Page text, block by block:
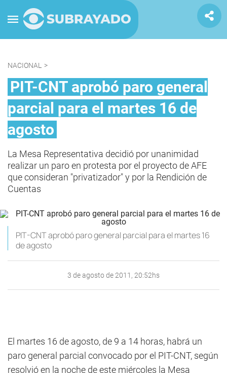
NACIONAL >
PIT-CNT aprobó paro general
parcial para el martes 16 de
agosto
La Mesa Representativa decidió por unanimidad
realizar un paro en protesta por el proyecto de AFE
que consideran "privatizador" y por la Rendición de
Cuentas
PIT-CNT aprobó paro general parcial para el martes 16
de agosto
3 de agosto de 2011, 20:52hs
El martes 16 de agosto, de 9 a 14 horas, habrá un
paro general parcial convocado por el PIT-CNT, según
resolvió en la noche de este miércoles la Mesa